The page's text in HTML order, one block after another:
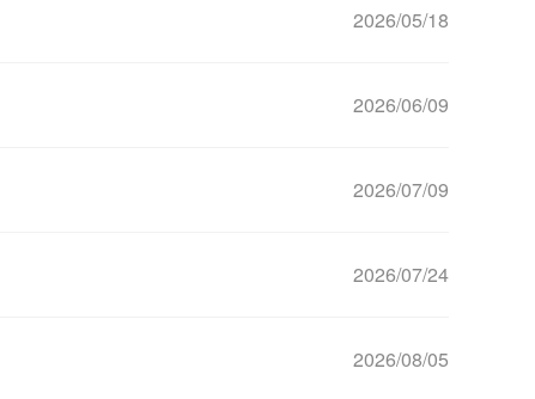
2026/05/18
2026/06/09
2026/07/09
2026/07/24
2026/08/05